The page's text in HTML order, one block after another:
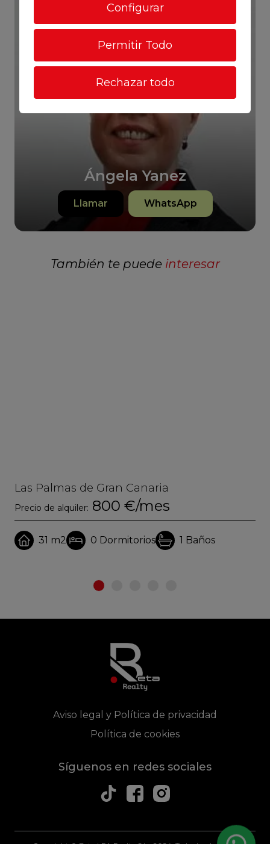
Ángela Yanez
Llamar WhatsApp
También te puede interesar
Las Palmas de Gran Canaria
Precio de alquiler: 800 €/mes
31 m2 0 Dormitorios 1 Baños
Aviso legal y Política de privacidad
Política de cookies
Síguenos en redes sociales
Configurar
Permitir Todo
Rechazar todo